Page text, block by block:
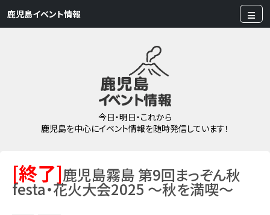
鹿児島イベント情報
今日・明日・これから
鹿児島を中心にイベント情報を随時発信しています！
[終了]鹿児島霧島 第9回まっぞん秋
festa・花火大会2025 ～秋を満喫～